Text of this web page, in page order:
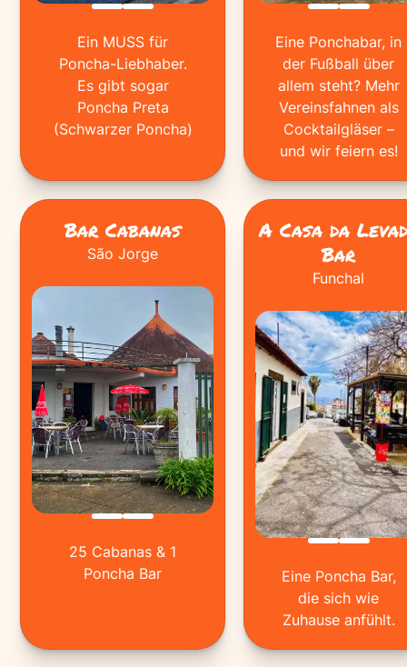
Ein MUSS für
Poncha-Liebhaber.
Es gibt sogar
Poncha Preta
(Schwarzer Poncha)
Eine Ponchabar, in
der Fußball über
allem steht? Mehr
Vereinsfahnen als
Cocktailgläser –
und wir feiern es!
Bar Cabanas
São Jorge
25 Cabanas & 1
Poncha Bar
A Casa da
Bar
Funchal
Eine Poncha Bar,
die sich wie
Zuhause anfühlt.